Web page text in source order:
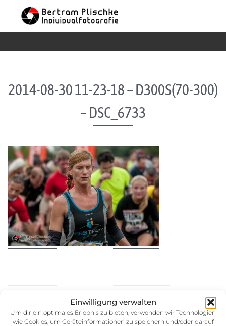
Einwilligung verwalten
Um dir ein optimales Erlebnis zu bieten, verwenden wir Technologien
wie Cookies, um Geräteinformationen zu speichern und/oder darauf
Skip to content
2014-08-30 11-23-18 – D300S(70-300)
– DSC_6733
30. August 2014
Kategorie: